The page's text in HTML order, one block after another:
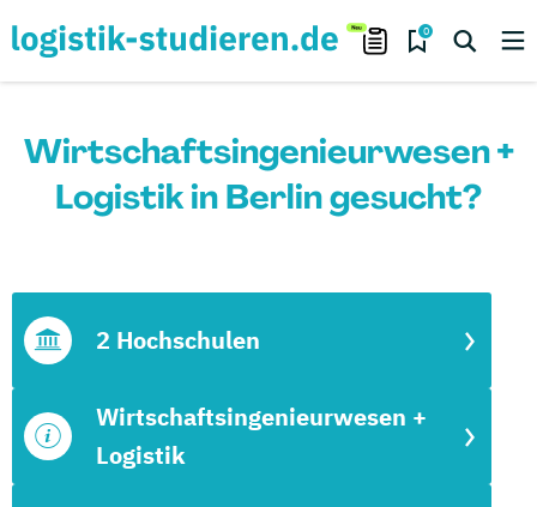
0
Wirtschaftsingenieurwesen +
Logistik in Berlin gesucht?
Wirtschaftsingenieurwesen +
Logistik
2 Hochschulen